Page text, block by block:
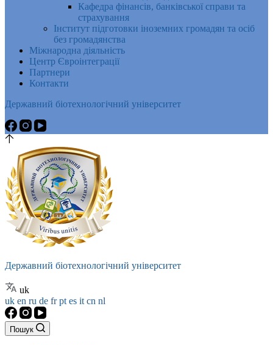
Кафедра фінансів, банківської справи та
страхування
Інститут підготовки іноземних громадян та осіб
без громадянства
Міжнародна діяльність
Центр Євроінтеграції
Партнери
Контакти
Державний біотехнологічний університет
Державний біотехнологічний університет
uk
uk en ru de frpt es it cn nl
Пошук